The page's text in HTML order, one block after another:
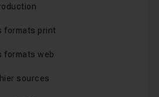
de valider vos connaissances
de tutoriels additionnels sur le
formats print
formats web
sources